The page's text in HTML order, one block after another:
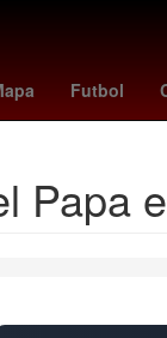
Futbol
santos vs
Papa